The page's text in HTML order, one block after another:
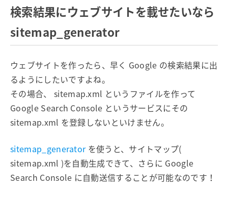
検索結果にウェブサイトを載せたいなら
sitemap_generator
ウェブサイトを作ったら、早く Google の検索結果に出
るようにしたいですよね。
その場合、 sitemap.xml というファイルを作って
Google Search Console というサービスにその
sitemap.xml を登録しないといけません。
sitemap_generatorを使うと、サイトマップ(
sitemap.xml )を自動生成できて、さらに Google
Search Console に自動送信することが可能なのです！